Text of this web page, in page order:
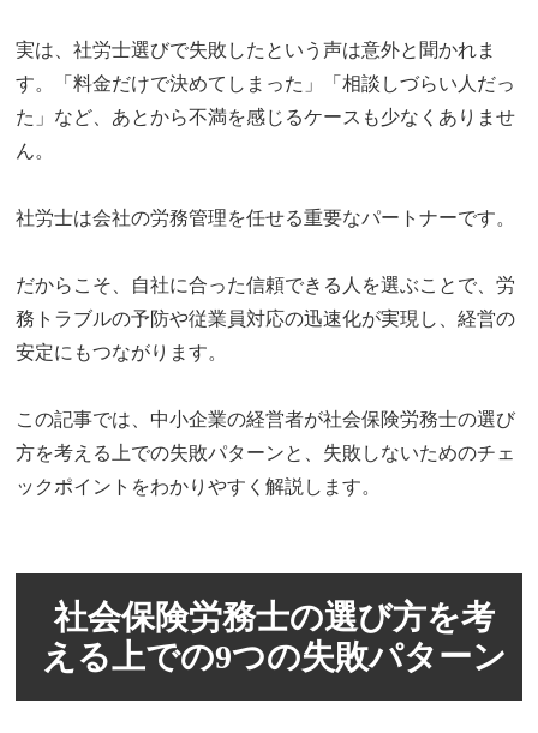
実は、社労士選びで失敗したという声は意外と聞かれま
す。「料金だけで決めてしまった」「相談しづらい人だっ
た」など、あとから不満を感じるケースも少なくありませ
ん。
社労士は会社の労務管理を任せる重要なパートナーです。
だからこそ、自社に合った信頼できる人を選ぶことで、労
務トラブルの予防や従業員対応の迅速化が実現し、経営の
安定にもつながります。
この記事では、中小企業の経営者が社会保険労務士の選び
方を考える上での失敗パターンと、失敗しないためのチェ
ックポイントをわかりやすく解説します。
社会保険労務士の選び方を考
える上での9つの失敗パターン